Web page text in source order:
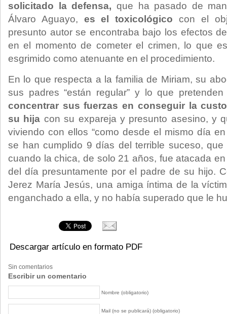
solicitado la defensa, que ha pasado de
Álvaro Aguayo, es el toxicológico con el
presunto autor se encontraba bajo los efectos
en el momento de cometer el crimen, lo que
esgrimido como atenuante en el procedimiento.
En lo que respecta a la familia de Miriam, su
sus padres “están regular” y lo que
concentrar sus fuerzas en conseguir la
su hija con su expareja y presunto asesino, y
viviendo con ellos “como desde el mismo día
se han cumplido 9 días del terrible suceso,
cuando la chica, de solo 21 años, fue atacada
del día presuntamente por el padre de su hijo.
Jerez María Jesús, una amiga íntima de la
enganchado a ella, y no había superado que le
Descargar artículo en formato PDF
Sin comentarios
Escribir un comentario
Nombre (obligatorio)
Mail (no se publicará) (obligatorio)